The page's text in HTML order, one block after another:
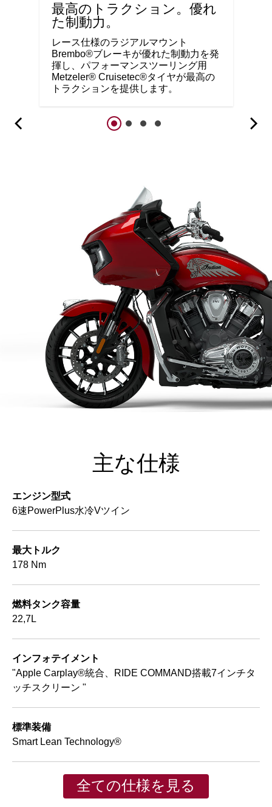
最高のトラクション。優れ
た制動力。
レース仕様のラジアルマウント
Brembo®ブレーキが優れた制動力を発
揮し、パフォーマンスツーリング用
Metzeler® Cruisetec®タイヤが最高の
トラクションを提供します。
主な仕様
エンジン型式
6速PowerPlus水冷Vツイン
最大トルク
178 Nm
燃料タンク容量
22,7L
インフォテイメント
"Apple Carplay®統合、RIDE COMMAND搭載7インチタ
ッチスクリーン "
標準装備
Smart Lean Technology®
全ての仕様を見る